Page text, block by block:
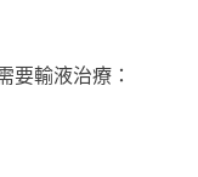
要輸液治療：